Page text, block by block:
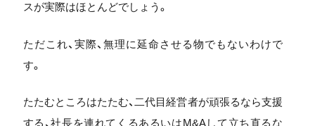
スが実際はほとんどでしょう。
ただこれ、実際、無理に延命させる物でもないわけで
す。
たたむところはたたむ、二代目経営者が頑張るなら支援
する、社長を連れてくるあるいはM&Aして立ち直るな